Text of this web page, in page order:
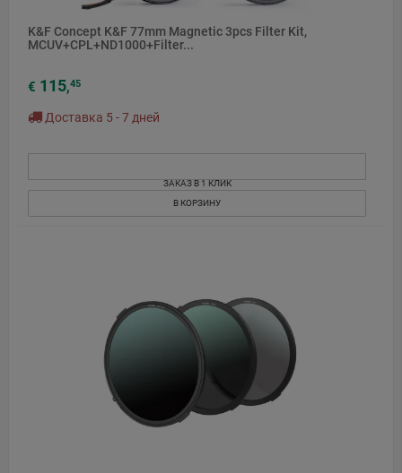
K&F Concept K&F 77mm Magnetic 3pcs Filter Kit,
MCUV+CPL+ND1000+Filter...
€ 115,45
Доставка 5 - 7 дней
ЗАКАЗ В 1 КЛИК
В КОРЗИНУ